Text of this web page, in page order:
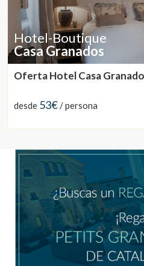
Hotel-Boutique
Casa Granados
Oferta Hotel Casa
desde 53€/ persona